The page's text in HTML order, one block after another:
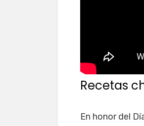
Recetas
En honor del